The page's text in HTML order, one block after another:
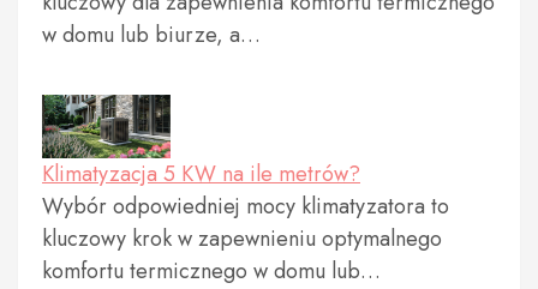
w domu lub biurze, a…
Klimatyzacja 5 KW na ile metrów?
Wybór odpowiedniej mocy klimatyzatora to
kluczowy krok w zapewnieniu optymalnego
komfortu termicznego w domu lub…